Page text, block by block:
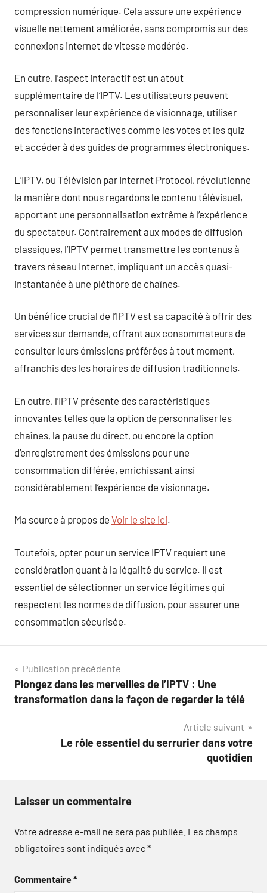
compression numérique. Cela assure une expérience
visuelle nettement améliorée, sans compromis sur des
connexions internet de vitesse modérée.
En outre, l’aspect interactif est un atout
supplémentaire de l’IPTV. Les utilisateurs peuvent
personnaliser leur expérience de visionnage, utiliser
des fonctions interactives comme les votes et les quiz
et accéder à des guides de programmes électroniques.
L’IPTV, ou Télévision par Internet Protocol, révolutionne
la manière dont nous regardons le contenu télévisuel,
apportant une personnalisation extrême à l’expérience
du spectateur. Contrairement aux modes de diffusion
classiques, l’IPTV permet transmettre les contenus à
travers réseau Internet, impliquant un accès quasi-
instantanée à une pléthore de chaînes.
Un bénéfice crucial de l’IPTV est sa capacité à offrir des
services sur demande, offrant aux consommateurs de
consulter leurs émissions préférées à tout moment,
affranchis des les horaires de diffusion traditionnels.
En outre, l’IPTV présente des caractéristiques
innovantes telles que la option de personnaliser les
chaînes, la pause du direct, ou encore la option
d’enregistrement des émissions pour une
consommation différée, enrichissant ainsi
considérablement l’expérience de visionnage.
Ma source à propos de Voir le site ici.
Toutefois, opter pour un service IPTV requiert une
considération quant à la légalité du service. Il est
essentiel de sélectionner un service légitimes qui
respectent les normes de diffusion, pour assurer une
consommation sécurisée.
Navigation
de
Publication précédente
Plongez dans les merveilles de l’IPTV : Une
transformation dans la façon de regarder la télé
Article suivant
Le rôle essentiel du serrurier dans votre
quotidien
Laisser un commentaire
Votre adresse e-mail ne sera pas publiée. Les champs
obligatoires sont indiqués avec*
Commentaire*